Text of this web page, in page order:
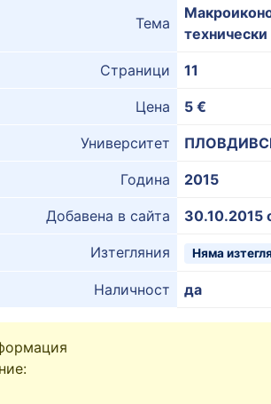
Тема
Страници 11
Цена 5 €
Университет
Година 2015
Добавена в сайта 30.10.2015
Изтегляния Няма
Наличност да